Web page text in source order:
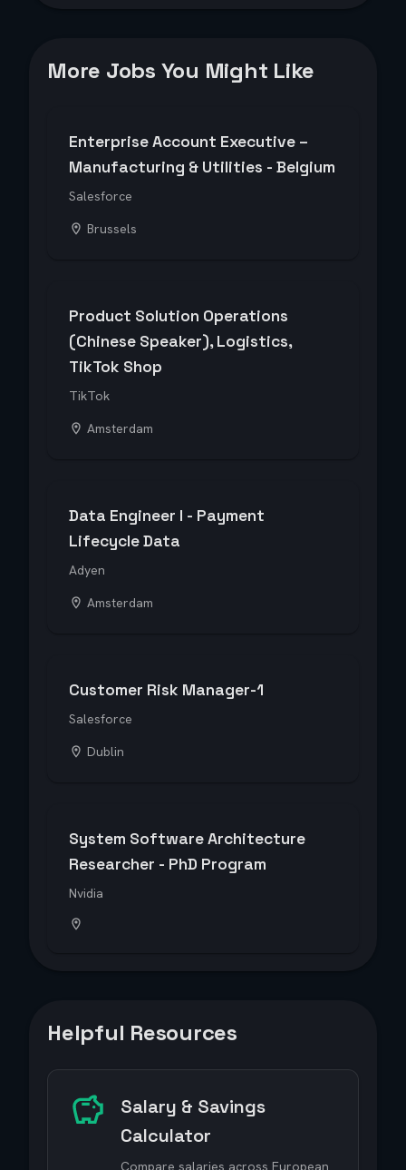
More Jobs You Might Like
Enterprise Account Executive –
Manufacturing & Utilities - Belgium
Salesforce
Brussels
Product Solution Operations
(Chinese Speaker), Logistics,
TikTok Shop
TikTok
Amsterdam
Data Engineer I - Payment
Lifecycle Data
Adyen
Amsterdam
Customer Risk Manager-1
Salesforce
Dublin
System Software Architecture
Researcher - PhD Program
Nvidia
Helpful Resources
Salary & Savings
Calculator
Compare salaries across European